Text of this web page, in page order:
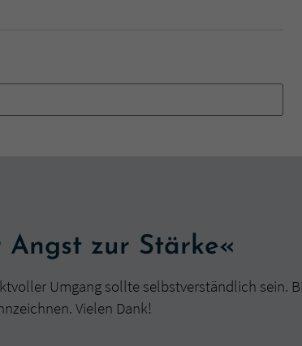
zur Stärke«
Umgang sollte selbstverständlich sein.
Vielen Dank!